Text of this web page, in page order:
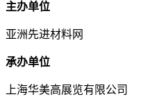
主办单位
亚洲先进材料网
承办单位
上海华美高展览有限公司